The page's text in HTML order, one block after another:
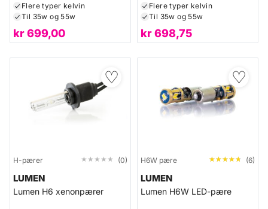
Flere typer kelvin
Til 35w og 55w
kr699,00
Flere typer kelvin
Til 35w og 55w
kr698,75
♡
H-pærer ★★★★★
★★★★★ (0)
LUMEN
Lumen H6 xenonpærer
♡
H6W pære ★★★★★
★★★★★ (6)
LUMEN
Lumen H6W LED-pære